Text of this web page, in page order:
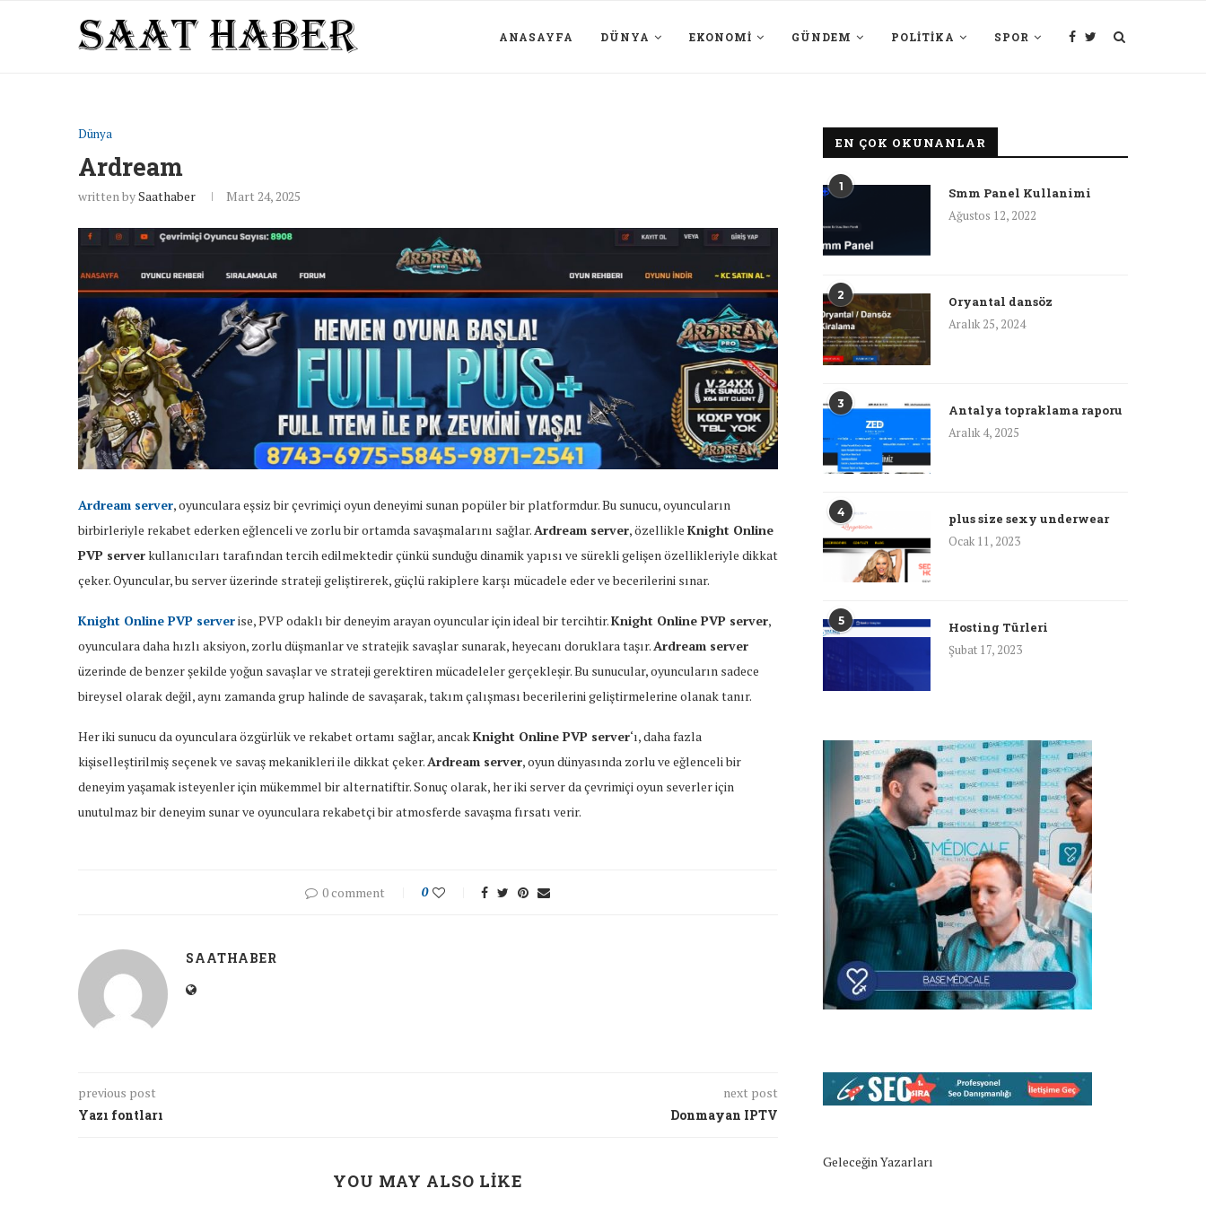
ANASAYFA DÜNYA EKONOMI GÜNDEM POLITIKA SPOR
Dünya
Ardream
written bySaathaber Mart 24, 2025
Ardream server, oyunculara eşsiz bir çevrimiçi oyun deneyimi sunan popüler bir platformdur. Bu sunucu, oyuncuların
birbirleriyle rekabet ederken eğlenceli ve zorlu bir ortamda savaşmalarını sağlar.Ardream server, özellikle Knight Online
PVP serverkullanıcıları tarafından tercih edilmektedir çünkü sunduğu dinamik yapısı ve sürekli gelişen özellikleriyle dikkat
çeker. Oyuncular, bu server üzerinde strateji geliştirerek, güçlü rakiplere karşı mücadele eder ve becerilerini sınar.
Knight Online PVP serverise, PVP odaklı bir deneyim arayan oyuncular için ideal bir tercihtir.Knight Online PVP server,
oyunculara daha hızlı aksiyon, zorlu düşmanlar ve stratejik savaşlar sunarak, heyecanı doruklara taşır.Ardream server
üzerinde de benzer şekilde yoğun savaşlar ve strateji gerektiren mücadeleler gerçekleşir. Bu sunucular, oyuncuların sadece
bireysel olarak değil, aynı zamanda grup halinde de savaşarak, takım çalışması becerilerini geliştirmelerine olanak tanır.
Her iki sunucu da oyunculara özgürlük ve rekabet ortamı sağlar, ancakKnight Online PVP server‘ı, daha fazla
kişiselleştirilmiş seçenek ve savaş mekanikleri ile dikkat çeker.Ardream server, oyun dünyasında zorlu ve eğlenceli bir
deneyim yaşamak isteyenler için mükemmel bir alternatiftir. Sonuç olarak, her iki server da çevrimiçi oyun severler için
unutulmaz bir deneyim sunar ve oyunculara rekabetçi bir atmosferde savaşma fırsatı verir.
0 comment 0
SAATHABER
previous post
Yazı fontları
next post
Donmayan IPTV
YOU MAY ALSO LIKE
EN ÇOK OKUNANLAR
1
Smm Panel Kullanimi
Ağustos 12, 2022
2
Oryantal dansöz
Aralık 25, 2024
3
Antalya topraklama raporu
Aralık 4, 2025
4
plus size sexy underwear
Ocak 11, 2023
5
Hosting Türleri
Şubat 17, 2023
Geleceğin Yazarları